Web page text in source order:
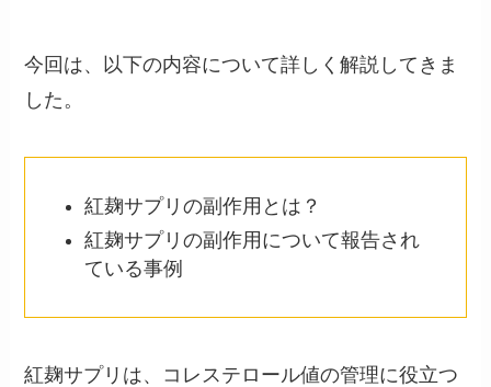
今回は、以下の内容について詳しく解説してきま
した。
紅麹サプリの副作用とは？
紅麹サプリの副作用について報告され
ている事例
紅麹サプリは、コレステロール値の管理に役立つ